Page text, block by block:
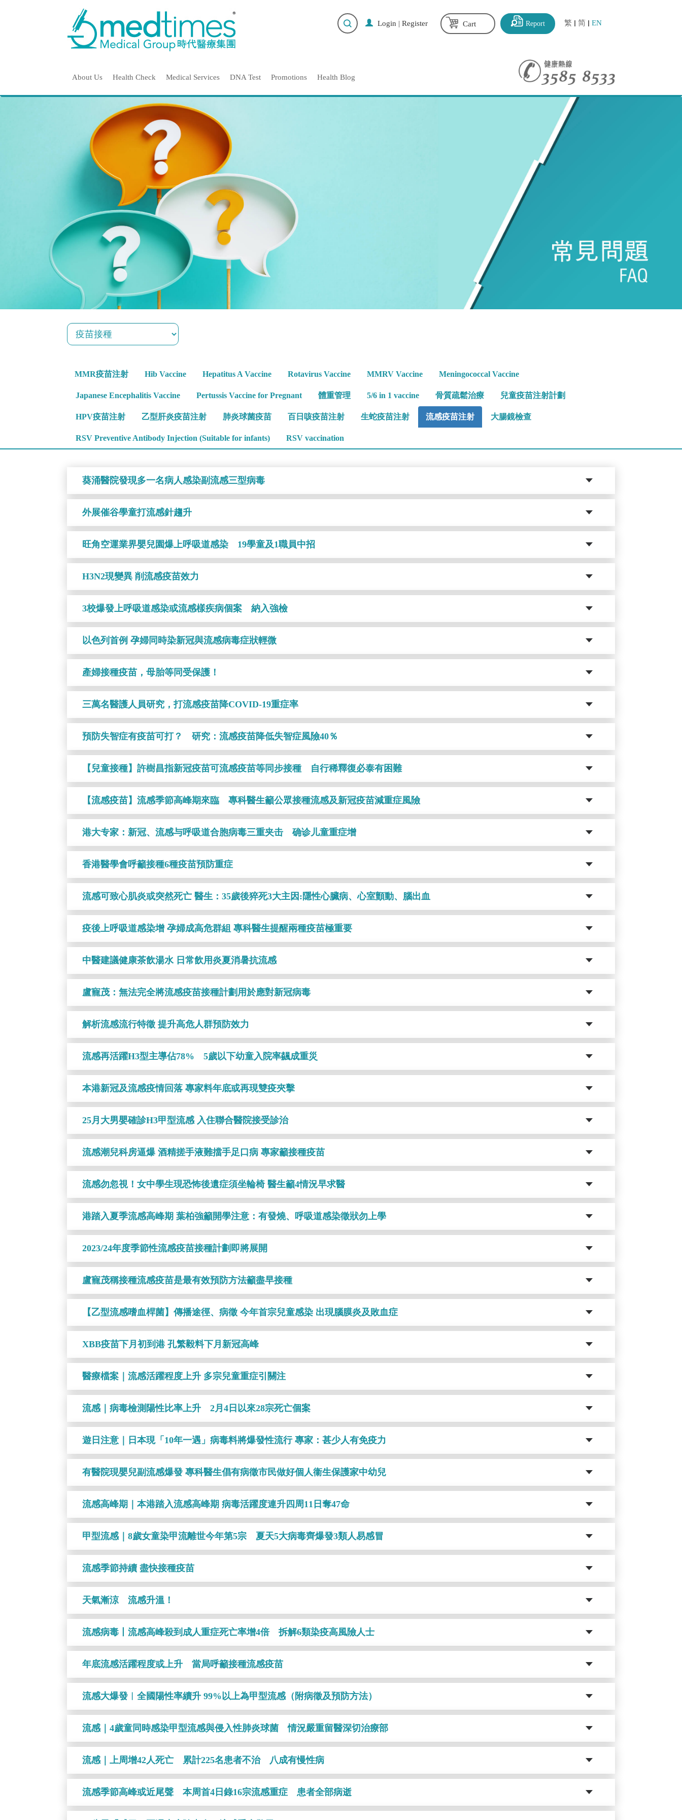
繁 简 EN
Report
Cart
Login | Register
About Us Health Check Medical Services DNA Test Promotions Health Blog
MMR疫苗注射 Hib Vaccine Hepatitus A Vaccine Rotavirus Vaccine MMRV Vaccine Meningococcal Vaccine
Japanese Encephalitis Vaccine Pertussis Vaccine for Pregnant 體重管理 5/6 in 1 vaccine 骨質疏鬆治療 兒童疫苗注射計劃
HPV疫苗注射 乙型肝炎疫苗注射 肺炎球菌疫苗 百日咳疫苗注射 生蛇疫苗注射 流感疫苗注射 大腸鏡檢查
RSV Preventive Antibody Injection (Suitable for infants) RSV vaccination
葵涌醫院發現多一名病人感染副流感三型病毒
外展催谷學童打流感針趨升
旺角空運業界嬰兒園爆上呼吸道感染 19學童及1職員中招
H3N2現變異 削流感疫苗效力
3校爆發上呼吸道感染或流感樣疾病個案 納入強檢
以色列首例 孕婦同時染新冠與流感病毒症狀輕微
產婦接種疫苗，母胎等同受保護！
三萬名醫護人員研究，打流感疫苗降COVID-19重症率
預防失智症有疫苗可打？ 研究：流感疫苗降低失智症風險40％
【兒童接種】許樹昌指新冠疫苗可流感疫苗等同步接種 自行稀釋復必泰有困難
【流感疫苗】流感季節高峰期來臨 專科醫生籲公眾接種流感及新冠疫苗減重症風險
港大专家：新冠、流感与呼吸道合胞病毒三重夹击 确诊儿童重症增
香港醫學會呼籲接種6種疫苗預防重症
流感可致心肌炎或突然死亡 醫生：35歲後猝死3大主因:隱性心臟病、心室顫動、腦出血
疫後上呼吸道感染增 孕婦成高危群組 專科醫生提醒兩種疫苗極重要
中醫建議健康茶飲湯水 日常飲用炎夏消暑抗流感
盧寵茂：無法完全將流感疫苗接種計劃用於應對新冠病毒
解析流感流行特徵 提升高危人群預防效力
流感再活躍H3型主導佔78% 5歲以下幼童入院率飊成重災
本港新冠及流感疫情回落 專家料年底或再現雙疫夾擊
25月大男嬰確診H3甲型流感 入住聯合醫院接受診治
流感潮兒科房逼爆 酒精搓手液難擋手足口病 專家籲接種疫苗
流感勿忽視！女中學生現恐怖後遺症須坐輪椅 醫生籲4情況早求醫
港踏入夏季流感高峰期 葉柏強籲開學注意：有發燒、呼吸道感染徵狀勿上學
2023/24年度季節性流感疫苗接種計劃即將展開
盧寵茂稱接種流感疫苗是最有效預防方法籲盡早接種
【乙型流感嗜血桿菌】傳播途徑、病徵 今年首宗兒童感染 出現腦膜炎及敗血症
XBB疫苗下月初到港 孔繁毅料下月新冠高峰
醫療檔案｜流感活躍程度上升 多宗兒童重症引關注
流感｜病毒檢測陽性比率上升 2月4日以來28宗死亡個案
遊日注意｜日本現「10年一遇」病毒料將爆發性流行 專家：甚少人有免疫力
有醫院現嬰兒副流感爆發 專科醫生倡有病徵市民做好個人衞生保護家中幼兒
流感高峰期｜本港踏入流感高峰期 病毒活躍度連升四周11日奪47命
甲型流感｜8歲女童染甲流離世今年第5宗 夏天5大病毒齊爆發3類人易感冒
流感季節持續 盡快接種疫苗
天氣漸涼 流感升溫！
流感病毒丨流感高峰殺到成人重症死亡率增4倍 拆解6類染疫高風險人士
年底流感活躍程度或上升 當局呼籲接種流感疫苗
流感大爆發︱全國陽性率續升 99%以上為甲型流感（附病徵及預防方法）
流感｜4歲童同時感染甲型流感與侵入性肺炎球菌 情況嚴重留醫深切治療部
流感｜上周增42人死亡 累計225名患者不治 八成有慢性病
流感季節高峰或近尾聲 本周首4日錄16宗流感重症 患者全部病逝